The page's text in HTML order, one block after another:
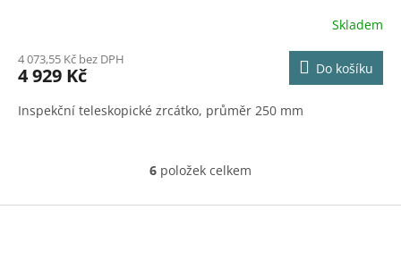
R
M
A
Skladem
4 073,55 Kč bez DPH
4 929 Kč Do košíku
Inspekční teleskopické zrcátko, průměr 250 mm
O
l
6 položek celkem
Z